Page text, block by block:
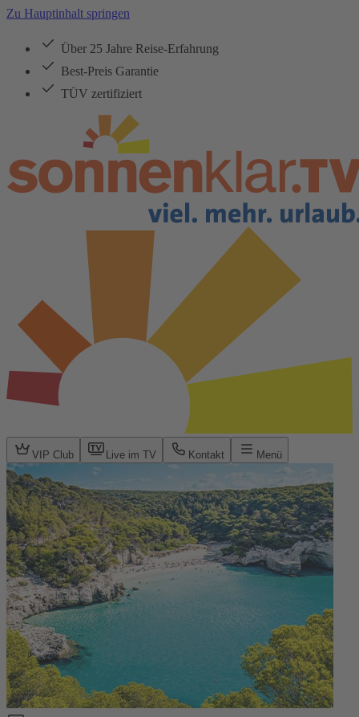
Zu Hauptinhalt springen
Über 25 Jahre Reise-Erfahrung
Best-Preis Garantie
TÜV zertifiziert
VIP Club Live im TV Kontakt Menü